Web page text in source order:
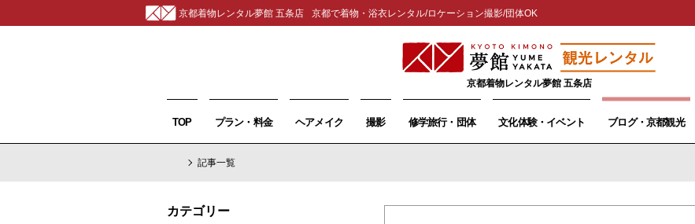
京都着物レンタル夢館 五条店 京都で着物・浴衣レンタル/ロケーション撮影/団体OK
京都着物レンタル夢館 五条店
TOP プラン・料金 ヘアメイク 撮影 修学旅行・団体 文化体験・イベント ブログ・京都観光
記事一覧
カテゴリー